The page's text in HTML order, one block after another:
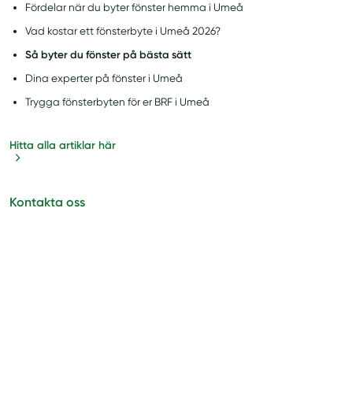
Fördelar när du byter fönster hemma i Umeå
Vad kostar ett fönsterbyte i Umeå 2026?
Så byter du fönster på bästa sätt
Dina experter på fönster i Umeå
Trygga fönsterbyten för er BRF i Umeå
Hitta alla artiklar här
Kontakta oss